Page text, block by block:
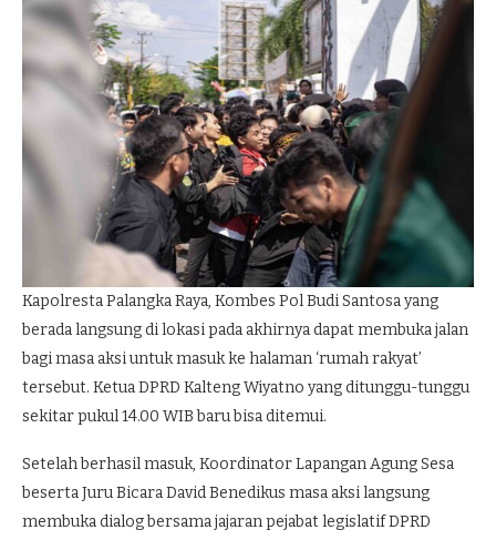
Kapolresta Palangka Raya, Kombes Pol Budi Santosa yang
berada langsung di lokasi pada akhirnya dapat membuka jalan
bagi masa aksi untuk masuk ke halaman ‘rumah rakyat’
tersebut. Ketua DPRD Kalteng Wiyatno yang ditunggu-tunggu
sekitar pukul 14.00 WIB baru bisa ditemui.
Setelah berhasil masuk, Koordinator Lapangan Agung Sesa
beserta Juru Bicara David Benedikus masa aksi langsung
membuka dialog bersama jajaran pejabat legislatif DPRD